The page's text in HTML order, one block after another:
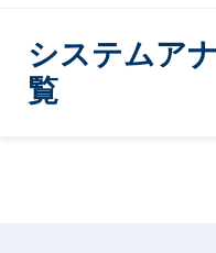
システムア
覧